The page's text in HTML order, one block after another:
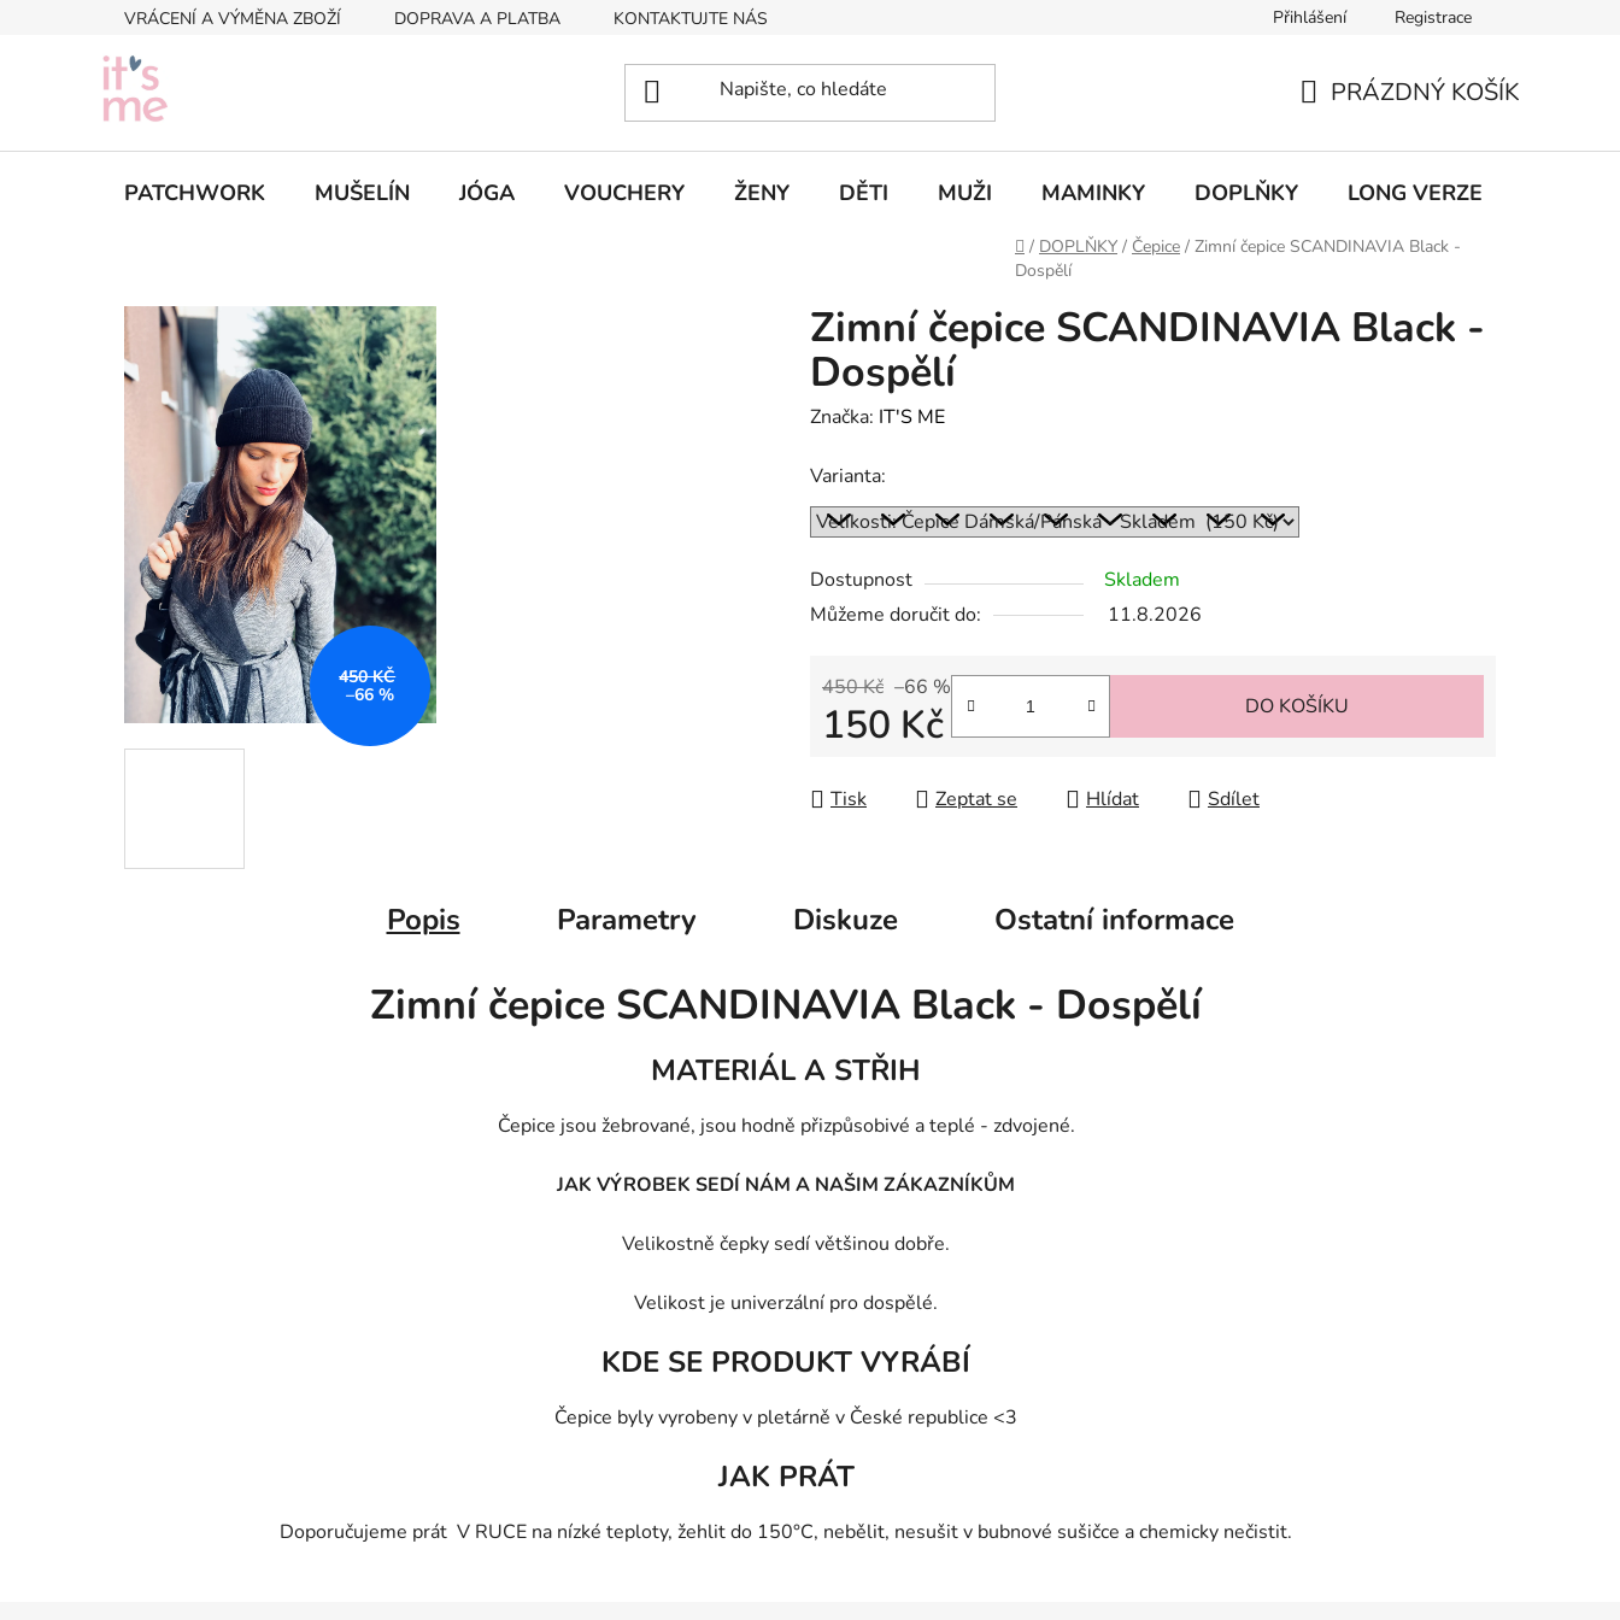
VRÁCENÍ A VÝMĚNA ZBOŽÍ DOPRAVA A PLATBA KONTAKTUJTE NÁS Podmínky ochrany osobních údajůPřihlášení Registrace
KOŠÍK
PRÁZDNÝ KOŠÍK
PATCHWORK MUŠELÍN JÓGA VOUCHERY ŽENY DĚTI MUŽI MAMINKY DOPLŇKY LONG VERZE
Domů
/ DOPLŇKY / Čepice / Zimní čepice SCANDINAVIA Black -
Dospělí
Zimní čepice SCANDINAVIA Black -
Dospělí
Značka: IT'S ME
Varianta:
Dostupnost
Skladem
Můžeme doručit do:
11.8.2026
450 Kč –66 %
150 Kč DO KOŠÍKU
Tisk Zeptat se Hlídat Sdílet
450 KČ
–66 %
Popis Parametry Diskuze Ostatní informace
Zimní čepice SCANDINAVIA Black - Dospělí
MATERIÁL A STŘIH
Čepice jsou žebrované, jsou hodně přizpůsobivé a teplé - zdvojené.
JAK VÝROBEK SEDÍ NÁM A NAŠIM ZÁKAZNÍKŮM
Velikostně čepky sedí většinou dobře.
Velikost je univerzální pro dospělé.
KDE SE PRODUKT VYRÁBÍ
Čepice byly vyrobeny v pletárně v České republice <3
JAK PRÁT
Doporučujeme prát V RUCE na nízké teploty, žehlit do 150°C, nebělit, nesušit v bubnové sušičce a chemicky nečistit.